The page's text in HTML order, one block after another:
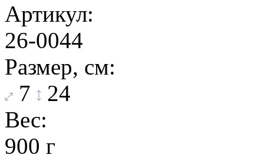
Артикул:
26-0044
Размер, см:
7
24
Вес:
900 г